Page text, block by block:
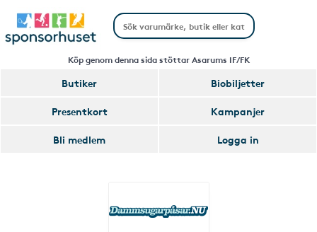
Köp genom denna sida stöttar Asarums IF/FK
Butiker
Biobiljetter
Presentkort
Kampanjer
Bli medlem
Logga in